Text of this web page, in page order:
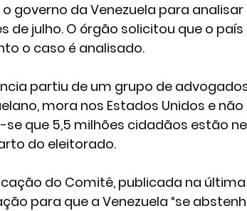
governo da Venezuela para
de julho. O órgão solicitou que o
o caso é analisado.
partiu de um grupo de
mora nos Estados Unidos e
se que 5,5 milhões cidadãos estão
do eleitorado.
do Comitê, publicada na
para que a Venezuela “se